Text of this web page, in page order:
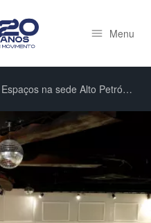
Menu
Espaços na sede Alto Petrópolis